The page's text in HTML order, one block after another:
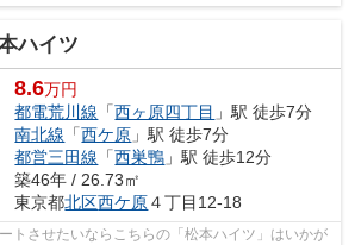
ハイツ
8.6万円
都電荒川線 「西ヶ原四丁目 」駅 徒歩7分
南北線 「西ケ原 」駅 徒歩7分
都営三田線 「西巣鴨 」駅 徒歩12分
築46年 / 26.73㎡
東京都北区西ケ原４丁目12-18
トさせたいならこちらの「松本ハイツ」はいかが